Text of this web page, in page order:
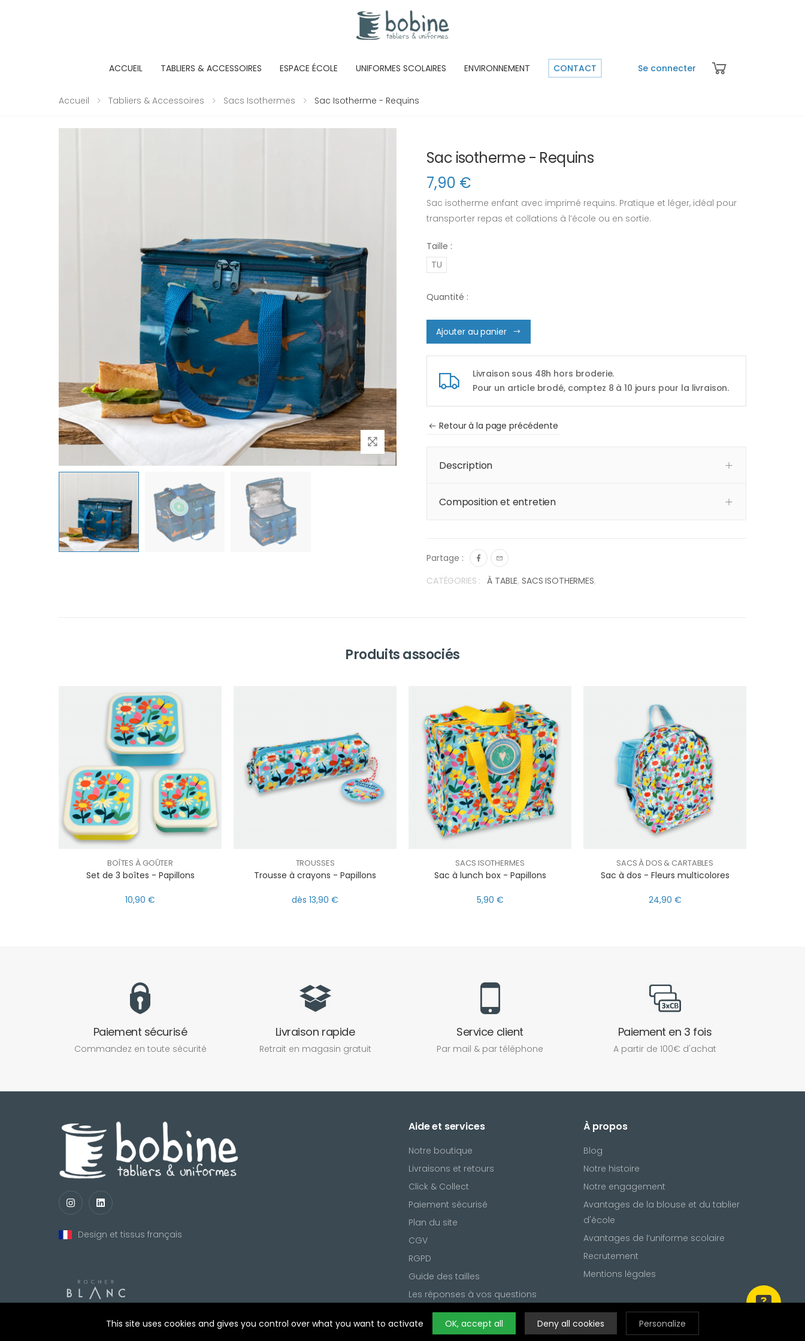
ACCUEIL TABLIERS & ACCESSOIRES ESPACE ÉCOLE UNIFORMES SCOLAIRES ENVIRONNEMENT CONTACT Se connecter
Accueil Tabliers & Accessoires Sacs Isothermes Sac Isotherme - Requins
Sac isotherme - Requins
7,90 €
Sac isotherme enfant avec imprimé requins. Pratique et léger, idéal pour
transporter repas et collations à l’école ou en sortie.
Taille :
TU
Quantité :
Ajouter au panier
Livraison sous 48h hors broderie.
Pour un article brodé, comptez 8 à 10 jours pour la livraison.
Retour à la page précédente
Description
Composition et entretien
Partage :
CATÉGORIES :
À TABLE, SACS ISOTHERMES,
Produits associés
BOÎTES À GOÛTER
Set de 3 boîtes - Papillons
10,90 €
TROUSSES
Trousse à crayons - Papillons
dès 13,90 €
SACS ISOTHERMES
Sac à lunch box - Papillons
5,90 €
SACS À DOS & CARTABLES
Sac à dos - Fleurs multicolores
24,90 €
Paiement sécurisé
Commandez en toute sécurité
Livraison rapide
Retrait en magasin gratuit
Service client
Par mail & par téléphone
Paiement en 3 fois
A partir de 100€ d'achat
Design et tissus français
Aide et services
Notre boutique
Livraisons et retours
Click & Collect
Paiement sécurisé
Plan du site
CGV
RGPD
Guide des tailles
Les réponses à vos questions
Gestion des cookies
À propos
Blog
Notre histoire
Notre engagement
Avantages de la blouse et du tablier
d'école
Avantages de l’uniforme scolaire
Recrutement
Mentions légales
Noty
This site uses cookies and gives you control over what you want to activate OK, accept all Deny all cookies Personalize